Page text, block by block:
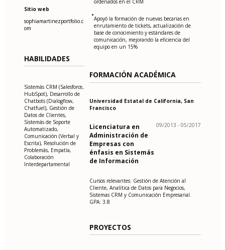
Sitio web
sophiamartinezportfolio.c
om
HABILIDADES
Sistemás CRM (Salesforce,
HubSpot), Desarrollo de
Chatbots (Dialogflow,
Chatfuel), Gestión de
Datos de Clientes,
Sistemás de Soporte
Automatizado,
Comunicación (Verbal y
Escrita), Resolución de
Problemás, Empatía,
Colaboración
Interdepartamental
ordenados en el CRM
•Apoyó la formación de nuevas becarias en
enrutamiento de tickets, actualización de
base de conocimiento y estándares de
comunicación, mejorando la eficiencia del
equipo en un 15%
FORMACIÓN ACADÉMICA
Universidad Estatal de California, San
Francisco
Licenciatura en
Administración de
Empresas con
énfasis en Sistemás
de Información
09/2013 - 05/2017
Cursos relevantes: Gestión de Atención al
Cliente, Analítica de Datos para Negocios,
Sistemas CRM y Comunicación Empresarial.
GPA: 3.8
PROYECTOS